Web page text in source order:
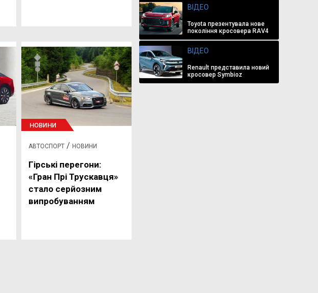
НОВИНИ
АВТОСПОРТ/ НОВИНИ
Гірські перегони:
«Гран Прі Трускавця»
стало серйозним
випробуванням
ВІДЕО
Toyota презентувала нове
покоління кросовера RAV4
ВІДЕО
Renault представила новий
кросовер Symbioz